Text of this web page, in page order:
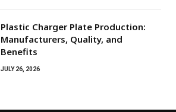
Plastic Charger Plate Production:
Manufacturers, Quality, and
Benefits
JULY 26, 2026